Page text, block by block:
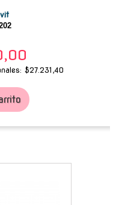
$27.231,40